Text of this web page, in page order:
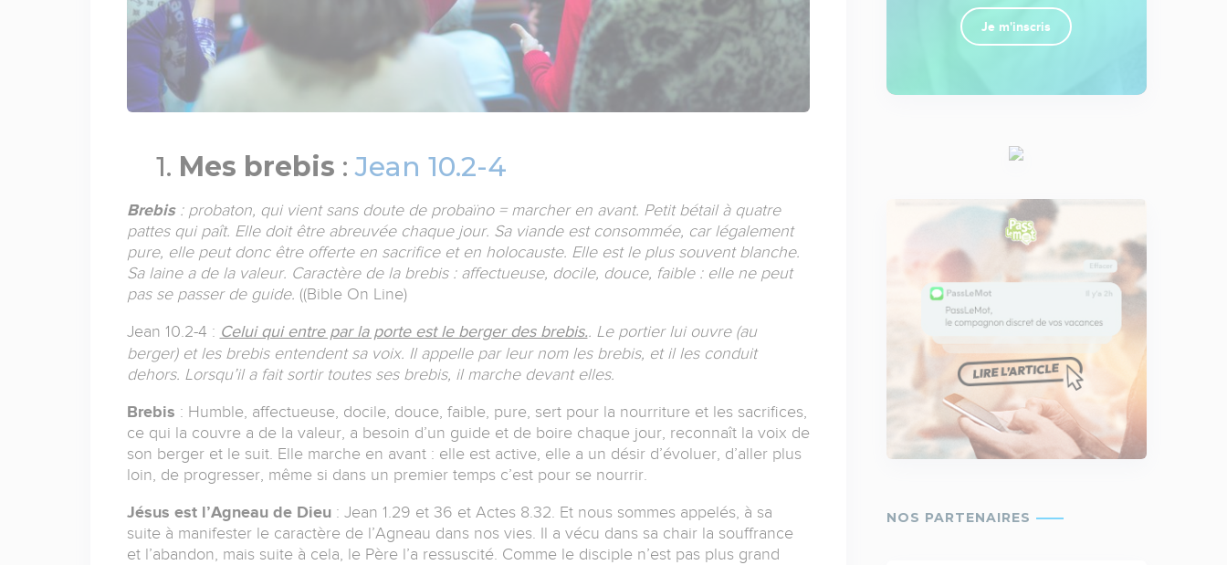
1. Mes brebis :Jean 10.2-4
Brebis: probaton, qui vient sans doute de probaïno = marcher en avant. Petit bétail à quatre
pattes qui paît. Elle doit être abreuvée chaque jour. Sa viande est consommée, car légalement
pure, elle peut donc être offerte en sacrifice et en holocauste. Elle est le plus souvent blanche.
Sa laine a de la valeur. Caractère de la brebis : affectueuse, docile, douce, faible : elle ne peut
pas se passer de guide. ((Bible On Line)
Jean 10.2-4 : Celui qui entre par la porte est le berger des brebis.. Le portier lui ouvre (au
berger) et les brebis entendent sa voix. Il appelle par leur nom les brebis, et il les conduit
dehors. Lorsqu’il a fait sortir toutes ses brebis, il marche devant elles.
Brebis : Humble, affectueuse, docile, douce, faible, pure, sert pour la nourriture et les sacrifices,
ce qui la couvre a de la valeur, a besoin d’un guide et de boire chaque jour, reconnaît la voix de
son berger et le suit. Elle marche en avant : elle est active, elle a un désir d’évoluer, d’aller plus
loin, de progresser, même si dans un premier temps c’est pour se nourrir.
Jésus est l’Agneau de Dieu: Jean 1.29 et 36 et Actes 8.32. Et nous sommes appelés, à sa
suite à manifester le caractère de l’Agneau dans nos vies. Il a vécu dans sa chair la souffrance
et l’abandon, mais suite à cela, le Père l’a ressuscité. Comme le disciple n’est pas plus grand
Je m'inscris